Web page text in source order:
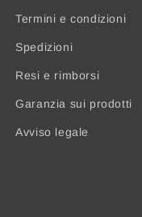
Termini e condizioni
Spedizioni
Resi e rimborsi
Garanzia sui prodotti
Avviso legale